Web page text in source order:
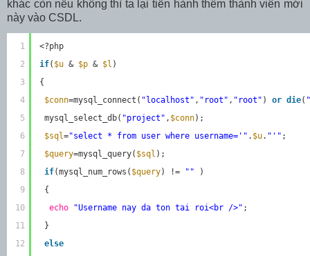
khác còn nếu không thì ta lại tiến hành thêm thành viên mới
này vào CSDL.
1
2
3
4
5
6
7
8
9
10
11
12
<?php
if( $u & $p & $l )
{
$conn=mysql_connect( "localhost" , "root" , "root" ) or die(
mysql_select_db( "project" , $conn);
$sql="select * from user where username='" . $u. "'" ;
$query=mysql_query( $sql );
if(mysql_num_rows( $query) != ""
)
{
echo
"Username nay da ton tai roi<br />" ;
}
else